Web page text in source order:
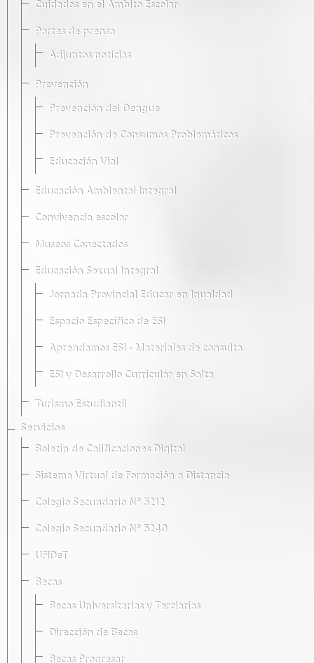
Cuidados en el Ámbito Escolar
Partes de prensa
Adjuntos noticias
Prevención
Prevención del Dengue
Prevención de Consumos Problemáticos
Educación Vial
Educación Ambiental Integral
Convivencia escolar
Museos Conectados
Educación Sexual Integral
Jornada Provincial Educar en Igualdad
Espacio Específico de ESI
Aprendamos ESI - Materiales de consulta
ESI y Desarrollo Curricular en Salta
Turismo Estudiantil
Servicios
Boletín de Calificaciones Digital
Sistema Virtual de Formación a Distancia
Colegio Secundario Nº 5212
Colegio Secundario Nº 5240
UFIDeT
Becas
Becas Universitarias y Terciarias
Dirección de Becas
Becas Progresar